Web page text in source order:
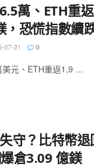
萬、ETH重
，恐慌指數續
07-21 0
元、ETH重返1,9 ...
守？比特幣
倉3.09 億鎂